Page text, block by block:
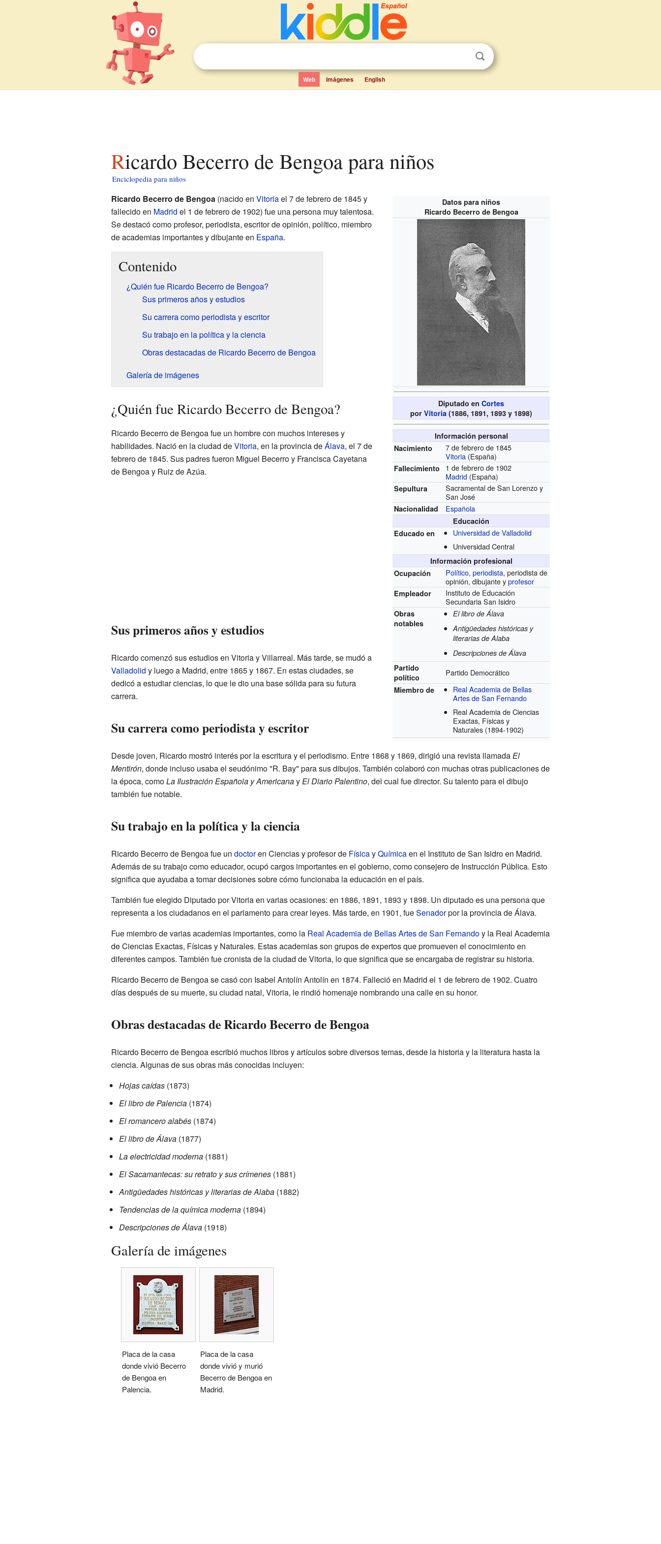
Web Imágenes English
Ricardo Becerro de Bengoa para niños
Enciclopedia para niños
Datos para niños
Ricardo Becerro de Bengoa
Diputado enCortes
porVitoria (1886, 1891, 1893 y 1898)
Información personal
Nacimiento
7 de febrero de 1845
Vitoria (España)
Fallecimiento
1 de febrero de 1902
Madrid (España)
Sepultura
Sacramental de San Lorenzo y
San José
Nacionalidad Española
Educación
Educado en
Universidad de Valladolid
Universidad Central
Información profesional
Ocupación
Político,periodista, periodista de
opinión, dibujante yprofesor
Empleador
Instituto de Educación
Secundaria San Isidro
Obras
notables
El libro de Álava
Antigüedades históricas y
literarias de Alaba
Descripciones de Álava
Partido
político
Partido Democrático
Miembro de
Real Academia de Bellas
Artes de San Fernando
Real Academia de Ciencias
Exactas, Físicas y
Naturales (1894-1902)
Ricardo Becerro de Bengoa(nacido en Vitoriael 7 de febrero de 1845 y
fallecido en Madrid el 1 de febrero de 1902) fue una persona muy talentosa.
Se destacó como profesor, periodista, escritor de opinión, político, miembro
de academias importantes y dibujante en España.
Contenido
¿Quién fue Ricardo Becerro de Bengoa?
Sus primeros años y estudios
Su carrera como periodista y escritor
Su trabajo en la política y la ciencia
Obras destacadas de Ricardo Becerro de Bengoa
Galería de imágenes
¿Quién fue Ricardo Becerro de Bengoa?
Ricardo Becerro de Bengoa fue un hombre con muchos intereses y
habilidades. Nació en la ciudad deVitoria, en la provincia deÁlava, el 7 de
febrero de 1845. Sus padres fueron Miguel Becerro y Francisca Cayetana
de Bengoa y Ruiz de Azúa.
Sus primeros años y estudios
Ricardo comenzó sus estudios en Vitoria y Villarreal. Más tarde, se mudó a
Valladolid y luego a Madrid, entre 1865 y 1867. En estas ciudades, se
dedicó a estudiar ciencias, lo que le dio una base sólida para su futura
carrera.
Su carrera como periodista y escritor
Desde joven, Ricardo mostró interés por la escritura y el periodismo. Entre 1868 y 1869, dirigió una revista llamadaEl
Mentirón, donde incluso usaba el seudónimo "R. Bay" para sus dibujos. También colaboró con muchas otras publicaciones de
la época, comoLa Ilustración Española y AmericanayEl Diario Palentino, del cual fue director. Su talento para el dibujo
también fue notable.
Su trabajo en la política y la ciencia
Ricardo Becerro de Bengoa fue un doctoren Ciencias y profesor de FísicayQuímicaen el Instituto de San Isidro en Madrid.
Además de su trabajo como educador, ocupó cargos importantes en el gobierno, como consejero de Instrucción Pública. Esto
significa que ayudaba a tomar decisiones sobre cómo funcionaba la educación en el país.
También fue elegido Diputado por Vitoria en varias ocasiones: en 1886, 1891, 1893 y 1898. Un diputado es una persona que
representa a los ciudadanos en el parlamento para crear leyes. Más tarde, en 1901, fueSenadorpor la provincia de Álava.
Fue miembro de varias academias importantes, como la Real Academia de Bellas Artes de San Fernandoy la Real Academia
de Ciencias Exactas, Físicas y Naturales. Estas academias son grupos de expertos que promueven el conocimiento en
diferentes campos. También fue cronista de la ciudad de Vitoria, lo que significa que se encargaba de registrar su historia.
Ricardo Becerro de Bengoa se casó con Isabel Antolín Antolín en 1874. Falleció en Madrid el 1 de febrero de 1902. Cuatro
días después de su muerte, su ciudad natal, Vitoria, le rindió homenaje nombrando una calle en su honor.
Obras destacadas de Ricardo Becerro de Bengoa
Ricardo Becerro de Bengoa escribió muchos libros y artículos sobre diversos temas, desde la historia y la literatura hasta la
ciencia. Algunas de sus obras más conocidas incluyen:
Hojas caídas(1873)
El libro de Palencia(1874)
El romancero alabés(1874)
El libro de Álava(1877)
La electricidad moderna(1881)
El Sacamantecas: su retrato y sus crímenes(1881)
Antigüedades históricas y literarias de Alaba(1882)
Tendencias de la química moderna(1894)
Descripciones de Álava(1918)
Galería de imágenes
Placa de la casa
donde vivió Becerro
de Bengoa en
Palencia.
Placa de la casa
donde vivió y murió
Becerro de Bengoa en
Madrid.